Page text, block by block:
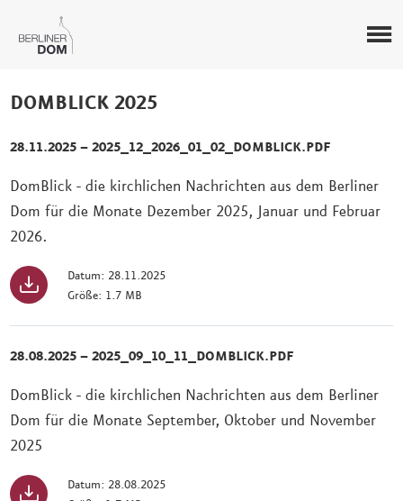
DOMBLICK 2025
28.11.2025 – 2025_12_2026_01_02_DOMBLICK.PDF
DomBlick - die kirchlichen Nachrichten aus dem Berliner
Dom für die Monate Dezember 2025, Januar und Februar
2026.
Datum: 28.11.2025
Größe: 1.7 MB
28.08.2025 – 2025_09_10_11_DOMBLICK.PDF
DomBlick - die kirchlichen Nachrichten aus dem Berliner
Dom für die Monate September, Oktober und November
2025
Datum: 28.08.2025